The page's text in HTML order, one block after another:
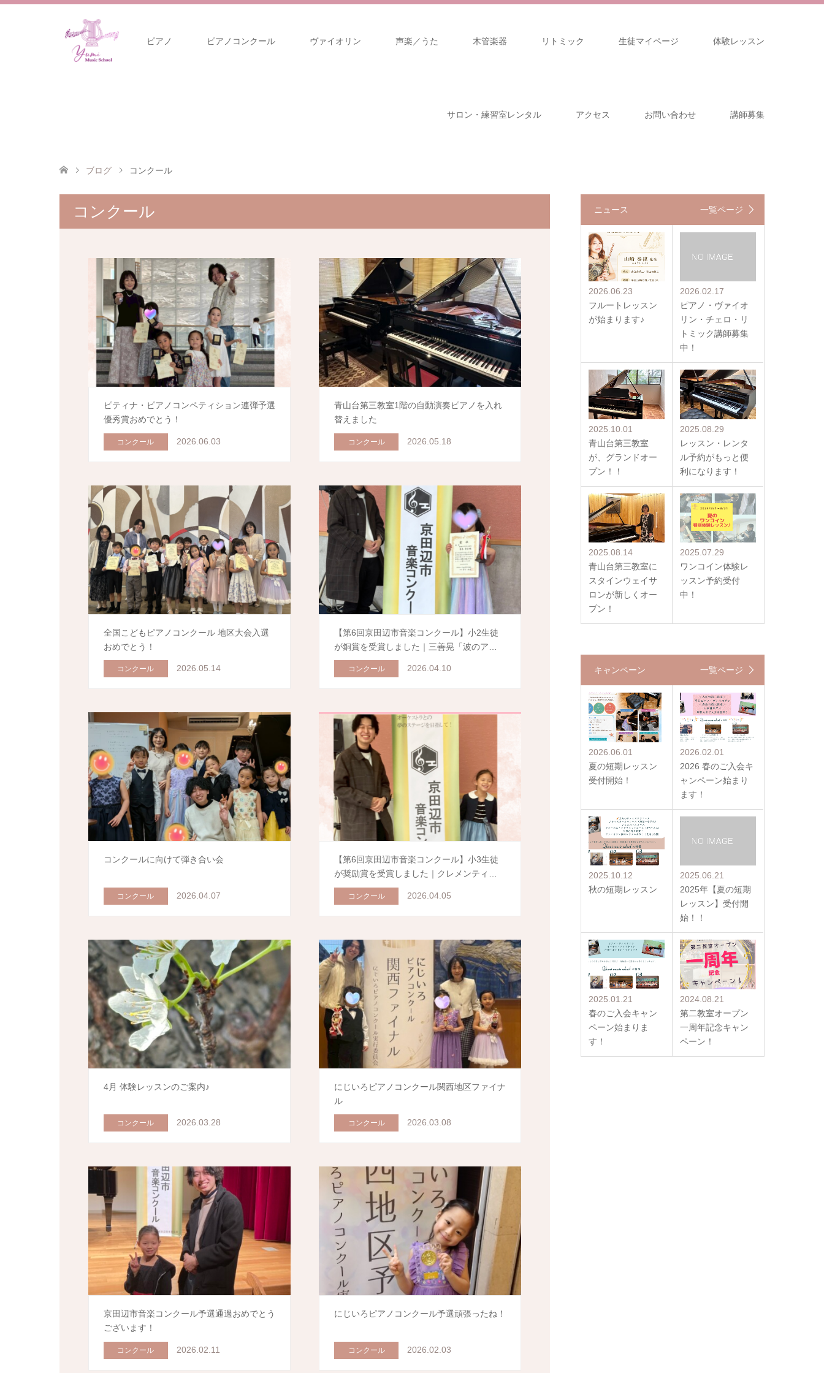
ピアノ ピアノコンクール ヴァイオリン 声楽／うた 木管楽器 リトミック 生徒マイページ 体験レッスン
サロン・練習室レンタル アクセス お問い合わせ 講師募集
ブログ コンクール
コンクール
ピティナ・ピアノコンペティション連弾予選
優秀賞おめでとう！
コンクール 2026.06.03
青山台第三教室1階の自動演奏ピアノを入れ
替えました
コンクール 2026.05.18
全国こどもピアノコンクール 地区大会入選
おめでとう！
コンクール 2026.05.14
【第6回京田辺市音楽コンクール】小2生徒
が銅賞を受賞しました｜三善晃「波のア…
コンクール 2026.04.10
コンクールに向けて弾き合い会
コンクール 2026.04.07
【第6回京田辺市音楽コンクール】小3生徒
が奨励賞を受賞しました｜クレメンティ…
コンクール 2026.04.05
4月 体験レッスンのご案内♪
コンクール 2026.03.28
にじいろピアノコンクール関西地区ファイナ
ル
コンクール 2026.03.08
京田辺市音楽コンクール予選通過おめでとう
ございます！
コンクール 2026.02.11
にじいろピアノコンクール予選頑張ったね！
コンクール 2026.02.03
ニュース 一覧ページ
2026.06.23
フルートレッスン
が始まります♪
2026.02.17
ピアノ・ヴァイオ
リン・チェロ・リ
トミック講師募集
中！
2025.10.01
青山台第三教室
が、グランドオー
プン！！
2025.08.29
レッスン・レンタ
ル予約がもっと便
利になります！
2025.08.14
青山台第三教室に
スタインウェイサ
ロンが新しくオー
プン！
2025.07.29
ワンコイン体験レ
ッスン予約受付
中！
キャンペーン 一覧ページ
2026.06.01
夏の短期レッスン
受付開始！
2026.02.01
2026 春のご入会キ
ャンペーン始まり
ます！
2025.10.12
秋の短期レッスン
2025.06.21
2025年【夏の短期
レッスン】受付開
始！！
2025.01.21
春のご入会キャン
ペーン始まりま
す！
2024.08.21
第二教室オープン
一周年記念キャン
ペーン！